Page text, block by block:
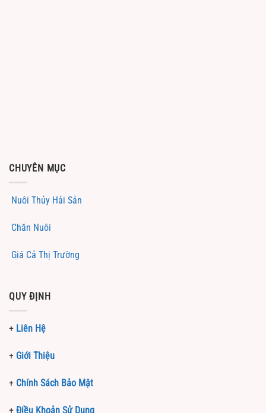
CHUYÊN MỤC
Nuôi Thủy Hải Sản
Chăn Nuôi
Giá Cả Thị Trường
QUY ĐỊNH
+ Liên Hệ
+ Giới Thiệu
+ Chính Sách Bảo Mật
+ Điều Khoản Sử Dụng